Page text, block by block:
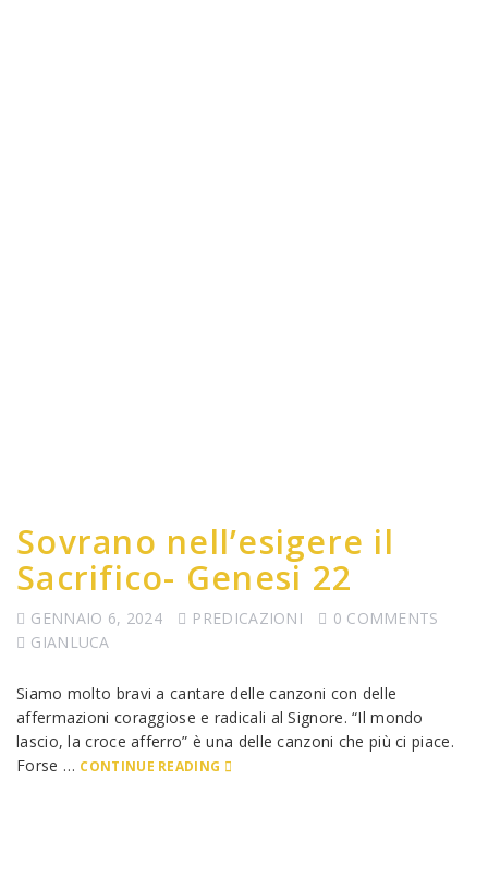
Sovrano nell’esigere il
Sacrifico- Genesi 22
GENNAIO 6, 2024 PREDICAZIONI
0 COMMENTS
GIANLUCA
Siamo molto bravi a cantare delle canzoni con delle
affermazioni coraggiose e radicali al Signore. “Il mondo
lascio, la croce afferro” è una delle canzoni che più ci piace.
Forse … CONTINUE READING